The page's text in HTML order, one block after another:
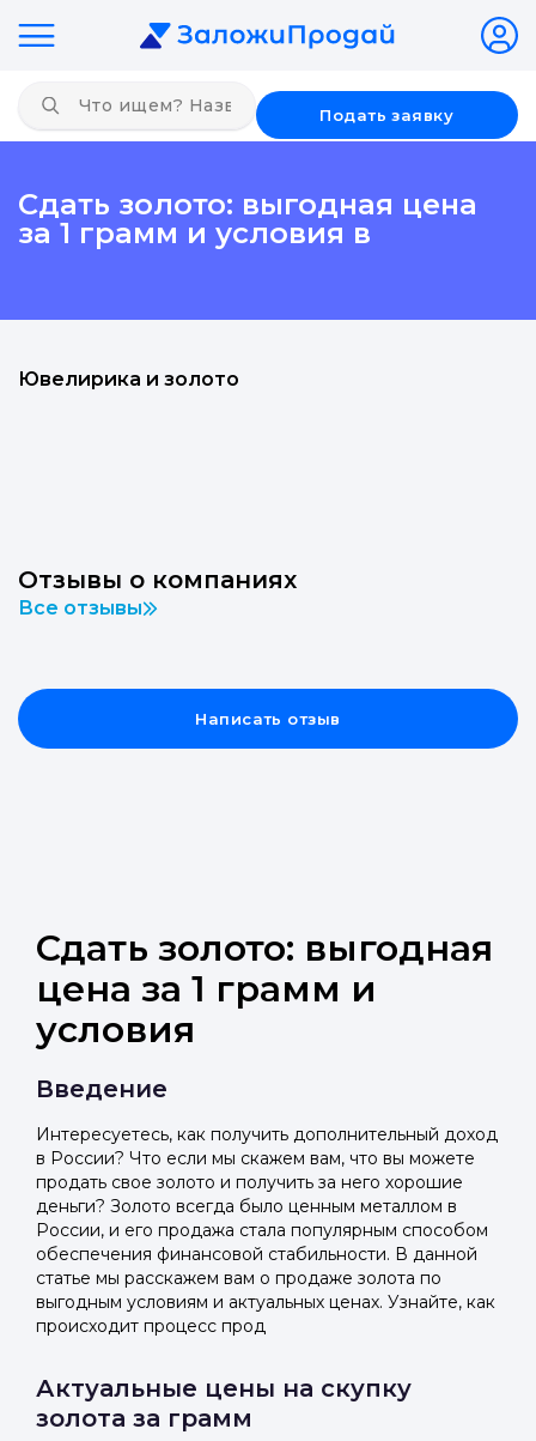
Подать заявку
Сдать золото: выгодная цена
за 1 грамм и условия в
Ювелирика и золото
Отзывы о компаниях
Все отзывы
Написать отзыв
Сдать золото: выгодная
цена за 1 грамм и
условия
Введение
Интересуетесь, как получить дополнительный доход
в России? Что если мы скажем вам, что вы можете
продать свое золото и получить за него хорошие
деньги? Золото всегда было ценным металлом в
России, и его продажа стала популярным способом
обеспечения финансовой стабильности. В данной
статье мы расскажем вам о продаже золота по
выгодным условиям и актуальных ценах. Узнайте, как
происходит процесс прод
Актуальные цены на скупку
золота за грамм